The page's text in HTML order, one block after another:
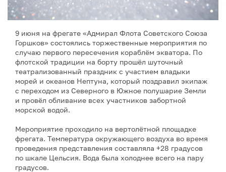
9 июня на фрегате «Адмирал Флота Советского Союза
Горшков» состоялись торжественные мероприятия по
случаю первого пересечения кораблём экватора. По
флотской традиции на борту прошёл шуточный
театрализованный праздник с участием владыки
морей и океанов Нептуна, который поздравил экипаж
с переходом из Северного в Южное полушарие Земли
и провёл обливание всех участников забортной
морской водой.
Мероприятие проходило на вертолётной площадке
фрегата. Температура окружающего воздуха во время
проведения представления составляла +28 градусов
по шкале Цельсия. Вода была холоднее всего на пару
градусов.